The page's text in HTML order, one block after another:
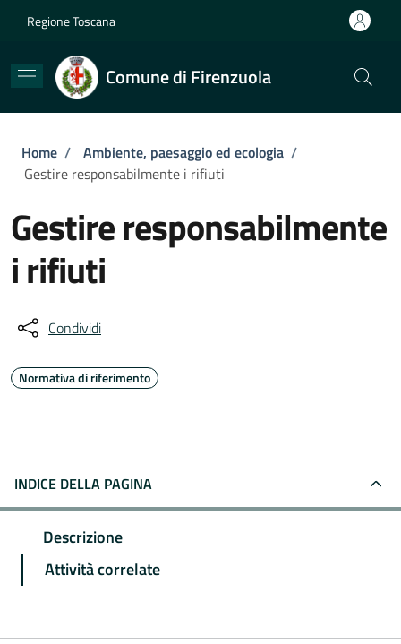
Regione Toscana
Comune di Firenzuola
Briciole di pane
Home / Ambiente, paesaggio ed ecologia /
Gestire responsabilmente i rifiuti
Gestire responsabilmente
i rifiuti
Condividi
Normativa di riferimento
INDICE DELLA PAGINA
Descrizione
Attività correlate